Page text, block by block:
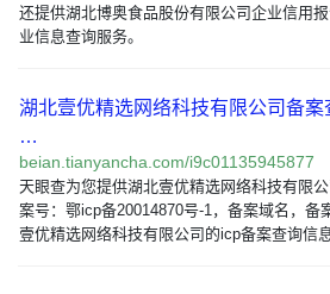
还提供湖北博奥食品股份有限公司企业信用
业信息查询服务。
湖北壹优精选网络科技有限公司备
…
beian.tianyancha.com/i9c01135945877
天眼查为您提供湖北壹优精选网络科技有限
案号：鄂icp备20014870号-1，备案域名，
壹优精选网络科技有限公司的icp备案查询信